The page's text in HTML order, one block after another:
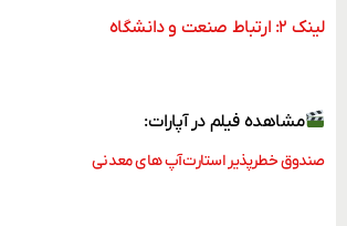
لینک ۲: ارتباط صنعت و دانشگاه
مشاهده فیلم در آپارات:
صندوق خطرپذیر استارت‌آپ های معدنی